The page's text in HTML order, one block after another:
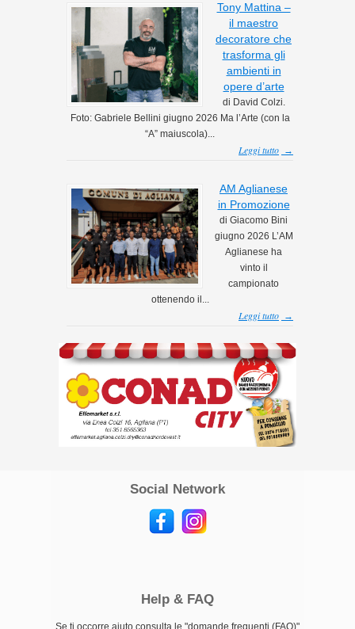
Tony Mattina –
il maestro
decoratore che
trasforma gli
ambienti in
opere d’arte
di David Colzi.
Foto: Gabriele Bellini giugno 2026 Ma l’Arte (con la
“A” maiuscola)...
Leggi tutto →
AM Aglianese
in Promozione
di Giacomo Bini
giugno 2026 L’AM
Aglianese ha
vinto il
campionato
ottenendo il...
Leggi tutto →
Social Network
Help & FAQ